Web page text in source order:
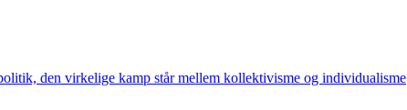
den virkelige kamp står mellem kollektivisme og individualisme